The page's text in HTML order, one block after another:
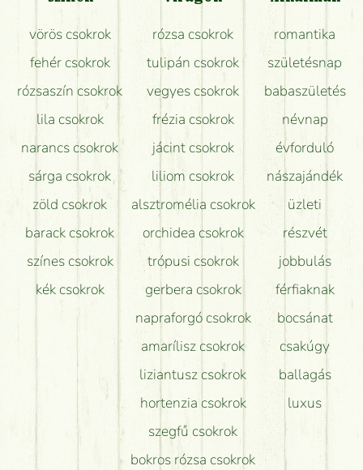
Mit kell tudni a virágcsokrok szállításáról?
Hogy marad a lehető legtovább friss a csokor?
Tudok adventi koszorút vásárolni boltban?
vörös csokrok
fehér csokrok
rózsaszín csokrok
lila csokrok
narancs csokrok
sárga csokrok
zöld csokrok
barack csokrok
színes csokrok
kék csokrok
rózsa csokrok
tulipán csokrok
vegyes csokrok
frézia csokrok
jácint csokrok
liliom csokrok
alsztromélia csokrok
orchidea csokrok
trópusi csokrok
gerbera csokrok
napraforgó csokrok
amarílisz csokrok
liziantusz csokrok
hortenzia csokrok
szegfű csokrok
bokros rózsa csokrok
romantika
születésnap
babaszületés
névnap
évforduló
nászajándék
üzleti
részvét
jobbulás
férfiaknak
bocsánat
csakúgy
ballagás
luxus